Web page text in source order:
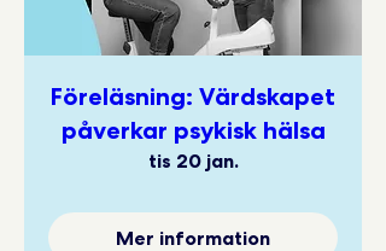
Föreläsning: Värdskapet
påverkar psykisk hälsa
tis 20 jan.
Mer information